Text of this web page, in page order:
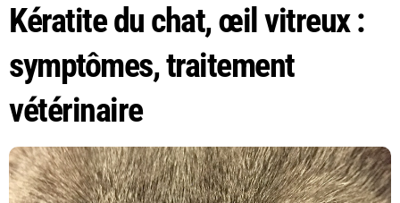
Kératite du chat, œil vitreux :
symptômes, traitement
vétérinaire